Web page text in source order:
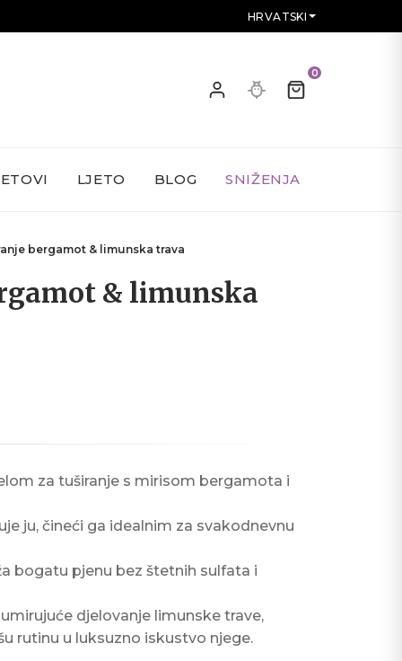
HRVATSKI
0
LJETO BLOG SNIŽENJA
bergamot & limunska trava
& limunska
za tuširanje s mirisom bergamota i
ju, čineći ga idealnim za svakodnevnu
bogatu pjenu bez štetnih sulfata i
djelovanje limunske trave,
rutinu u luksuzno iskustvo njege.